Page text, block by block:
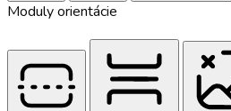
Moduly orientácie